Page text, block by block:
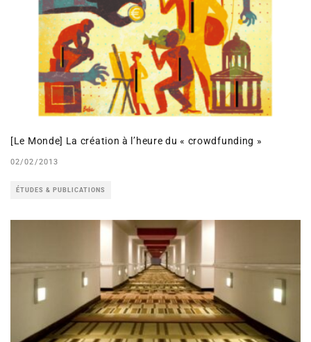
[Le Monde] La création à l’heure du « crowdfunding »
02/02/2013
ÉTUDES & PUBLICATIONS